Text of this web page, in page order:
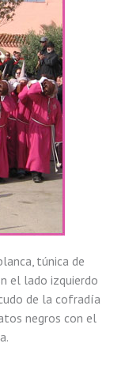
túnica de
el lado izquierdo
de la cofradía
negros con el